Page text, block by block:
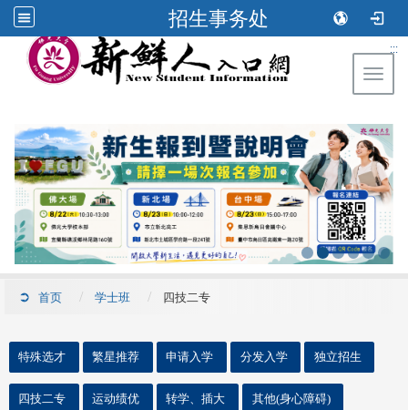
招生事务处
:::
首页 学士班 四技二专
特殊选才 繁星推荐 申请入学 分发入学 独立招生
四技二专 运动绩优 转学、插大 其他(身心障碍)